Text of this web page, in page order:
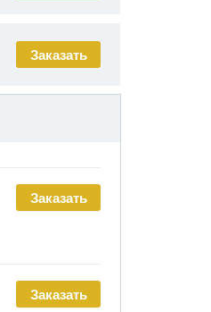
Заказать
Заказать
Заказать